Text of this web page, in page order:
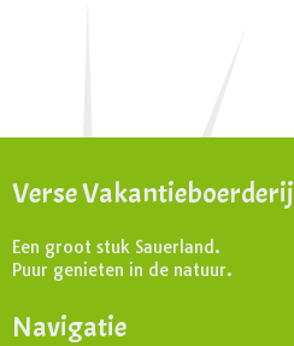
Verse Vakantieboerderij
Een groot stuk Sauerland.
Puur genieten in de natuur.
Navigatie